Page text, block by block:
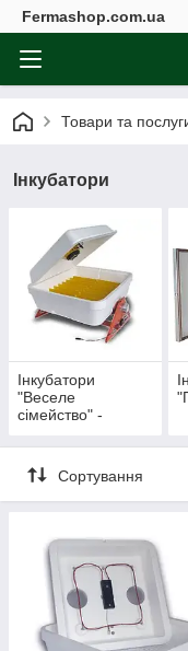
Fermashop.com.ua
Товари та
Інкубатори
Інкубатори
"Веселе
сімейство" -
Сортування